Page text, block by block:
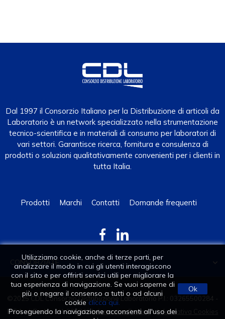
Dal 1997 il Consorzio Italiano per la Distribuzione di articoli da
Laboratorio è un network specializzato nella strumentazione
tecnico-scientifica e in materiali di consumo per laboratori di
vari settori. Garantisce ricerca, fornitura e consulenza di
prodotti o soluzioni qualitativamente convenienti per i clienti in
tutta Italia.
Prodotti Marchi Contatti Domande frequenti
CONSORZIATE 
Utilizziamo cookie, anche di terze parti, per
analizzare il modo in cui gli utenti interagiscono
con il sito e per offrirti servizi utili per migliorare la
tua esperienza di navigazione. Se vuoi saperne di
più o negare il consenso a tutti o ad alcuni
cookie clicca qui.
Proseguendo la navigazione acconsenti all'uso dei
Ok
©2025 CDL Consorzio Distribuzione Laboratorio P.I.: 03265500284 -
R.E.A. di Padova N. 295249Informativa Privacy-Informativa Cookies